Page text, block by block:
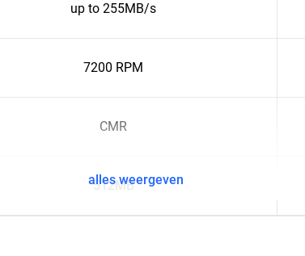
up to 255MB/s
7200 RPM
CMR
512MB
alles weergeven